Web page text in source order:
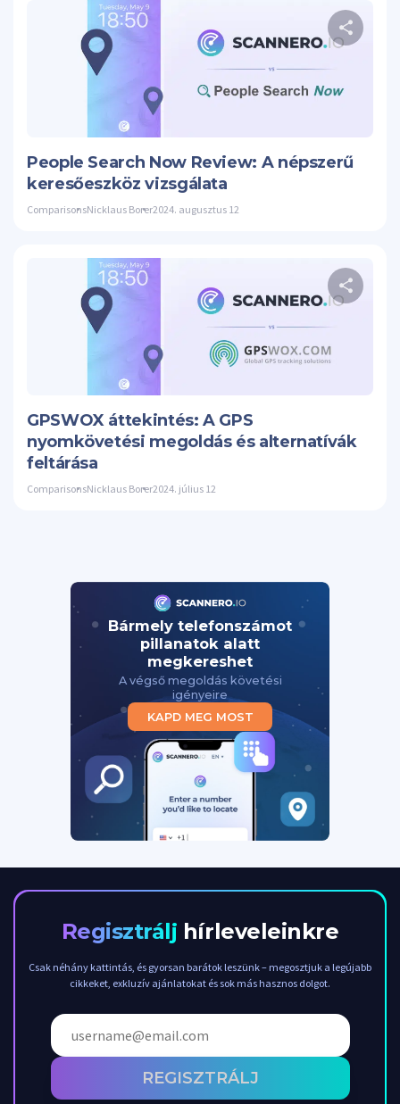
People Search Now Review: A népszerű
keresőeszköz vizsgálata
ComparisonsNicklaus Borer2024. augusztus 12
GPSWOX áttekintés: A GPS
nyomkövetési megoldás és alternatívák
feltárása
ComparisonsNicklaus Borer2024. július 12
Bármely telefonszámot
pillanatok alatt
megkereshet
A végső megoldás követési
igényeire
KAPD MEG MOST
Regisztrálj hírleveleinkre
Csak néhány kattintás, és gyorsan barátok leszünk – megosztjuk a legújabb
cikkeket, exkluzív ajánlatokat és sok más hasznos dolgot.
REGISZTRÁLJ